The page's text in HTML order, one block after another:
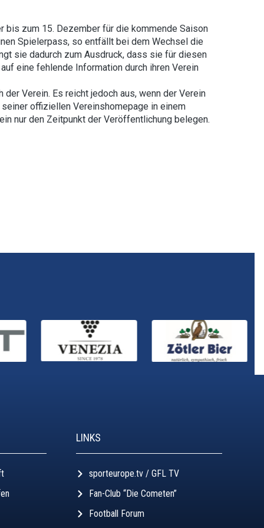
zum 15. Dezember für die kommende Saison
Spielerpass, so entfällt bei dem Wechsel die
sie dadurch zum Ausdruck, dass sie für diesen
eine fehlende Information durch ihren Verein
Verein. Es reicht jedoch aus, wenn der Verein
offiziellen Vereinshomepage in einem
nur den Zeitpunkt der Veröffentlichung belegen.
LINKS
sporteurope.tv / GFL TV
Fan-Club “Die Cometen”
Football Forum